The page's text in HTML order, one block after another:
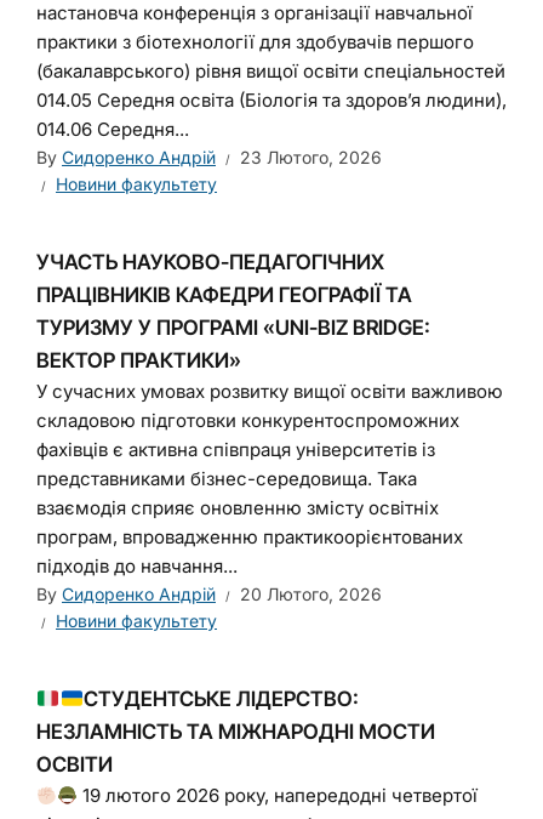
настановча конференція з організації навчальної
практики з біотехнології для здобувачів першого
(бакалаврського) рівня вищої освіти спеціальностей
014.05 Середня освіта (Біологія та здоров’я людини),
014.06 Середня...
By Сидоренко Андрій
23 Лютого, 2026
Новини факультету
УЧАСТЬ НАУКОВО-ПЕДАГОГІЧНИХ
ПРАЦІВНИКІВ КАФЕДРИ ГЕОГРАФІЇ ТА
ТУРИЗМУ У ПРОГРАМІ «UNI-BIZ BRIDGE:
ВЕКТОР ПРАКТИКИ»
У сучасних умовах розвитку вищої освіти важливою
складовою підготовки конкурентоспроможних
фахівців є активна співпраця університетів із
представниками бізнес-середовища. Така
взаємодія сприяє оновленню змісту освітніх
програм, впровадженню практикоорієнтованих
підходів до навчання...
By Сидоренко Андрій
20 Лютого, 2026
Новини факультету
СТУДЕНТСЬКЕ ЛІДЕРСТВО:
НЕЗЛАМНІСТЬ ТА МІЖНАРОДНІ МОСТИ
ОСВІТИ
19 лютого 2026 року, напередодні четвертої